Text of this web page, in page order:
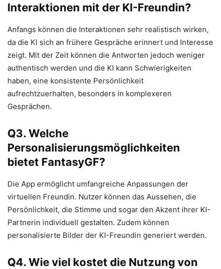
Interaktionen mit der KI-Freundin?
Anfangs können die Interaktionen sehr realistisch wirken,
da die KI sich an frühere Gespräche erinnert und Interesse
zeigt. Mit der Zeit können die Antworten jedoch weniger
authentisch werden und die KI kann Schwierigkeiten
haben, eine konsistente Persönlichkeit
aufrechtzuerhalten, besonders in komplexeren
Gesprächen.
Q3. Welche
Personalisierungsmöglichkeiten
bietet FantasyGF?
Die App ermöglicht umfangreiche Anpassungen der
virtuellen Freundin. Nutzer können das Aussehen, die
Persönlichkeit, die Stimme und sogar den Akzent ihrer KI-
Partnerin individuell gestalten. Zudem können
personalisierte Bilder der KI-Freundin generiert werden.
Q4. Wie viel kostet die Nutzung von